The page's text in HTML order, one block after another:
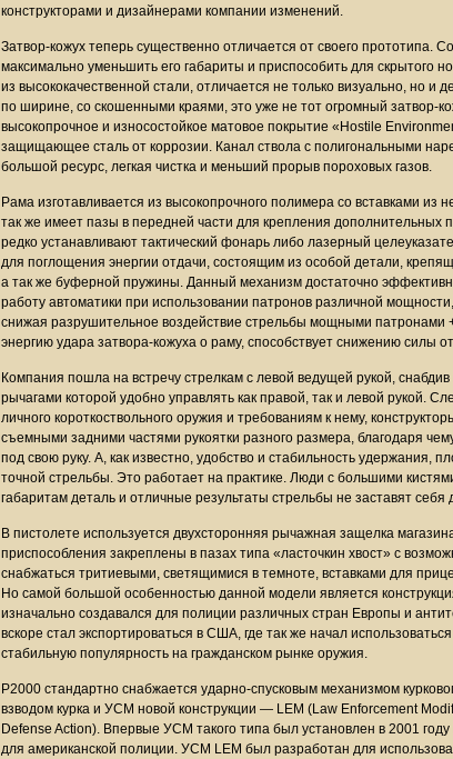
конструкторами и дизайнерами компании изменений.
Затвор-кожух теперь существенно отличается от своего прототипа.
максимально уменьшить его габариты и приспособить для
из высококачественной стали, отличается не только визуально, но и
по ширине, со скошенными краями, это уже не тот огромный затвор-
высокопрочное и износостойкое матовое покрытие «Hostile
защищающее сталь от коррозии. Канал ствола с полигональными
большой ресурс, легкая чистка и меньший прорыв пороховых газов.
Рама изготавливается из высокопрочного полимера со вставками
так же имеет пазы в передней части для крепления дополнительных
редко устанавливают тактический фонарь либо лазерный
для поглощения энергии отдачи, состоящим из особой детали,
а так же буферной пружины. Данный механизм достаточно
работу автоматики при использовании патронов различной
снижая разрушительное воздействие стрельбы мощными патронами
энергию удара затвора-кожуха о раму, способствует снижению силы
Компания пошла на встречу стрелкам с левой ведущей рукой,
рычагами которой удобно управлять как правой, так и левой рукой.
личного короткоствольного оружия и требованиям к нему,
съемными задними частями рукоятки разного размера, благодаря
под свою руку. А, как известно, удобство и стабильность удержания,
точной стрельбы. Это работает на практике. Люди с большими
габаритам деталь и отличные результаты стрельбы не заставят себя
В пистолете используется двухсторонняя рычажная защелка
приспособления закреплены в пазах типа «ласточкин хвост» с
снабжаться тритиевыми, светящимися в темноте, вставками для
Но самой большой особенностью данной модели является
изначально создавался для полиции различных стран Европы и
вскоре стал экспортироваться в США, где так же начал
стабильную популярность на гражданском рынке оружия.
P2000 стандартно снабжается ударно-спусковым механизмом
взводом курка и УСМ новой конструкции — LEM (Law Enforcement
Defense Action). Впервые УСМ такого типа был установлен в 2001
для американской полиции. УСМ LEM был разработан для